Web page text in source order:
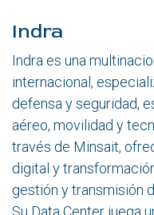
Indra
Indra es una
internacional,
defensa y seguridad,
aéreo, movilidad y
través de Minsait,
digital y
gestión y transmisión
Su Data Center juega